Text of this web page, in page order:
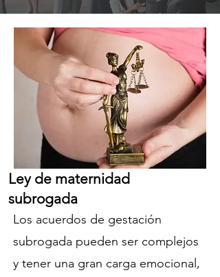
Ley de maternidad
subrogada
Los acuerdos de gestación
subrogada pueden ser complejos
y tener una gran carga emocional,